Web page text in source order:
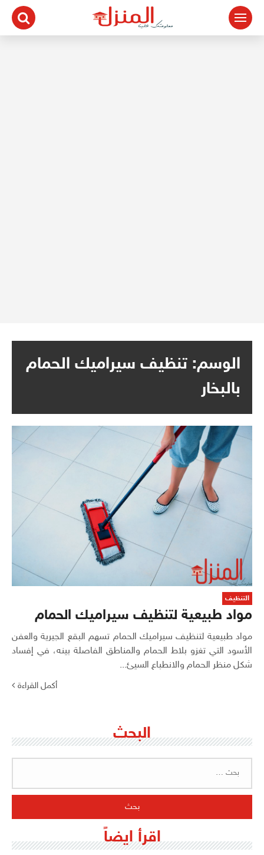
التجاوز
المحتوى
الوسم: تنظيف سيراميك الحمام
بالبخار
التنظيف
مواد طبيعية لتنظيف سيراميك الحمام
مواد طبيعية لتنظيف سيراميك الحمام تسهم البقع الجيرية والعفن
الأسود التي تغزو بلاط الحمام والمناطق الفاصلة بينه، في إفساد
شكل منظر الحمام والانطباع السيئ...
أكمل القراءة
البحث
اقرأ ايضاً